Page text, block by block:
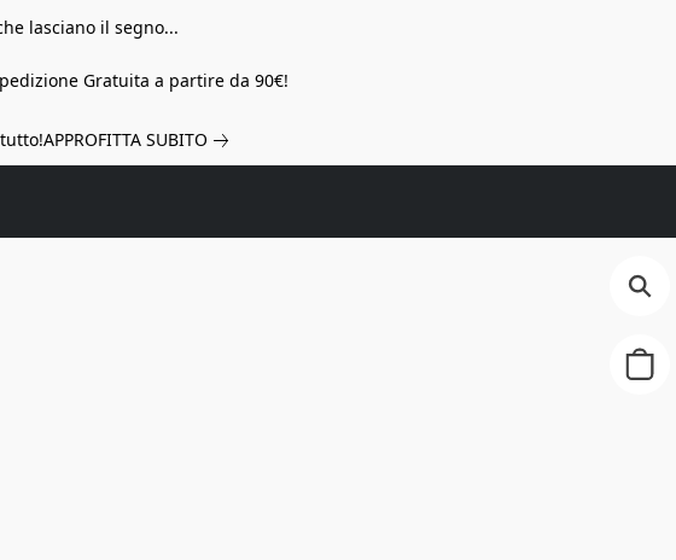
lasciano il segno...
Gratuita a partire da 90€!
APPROFITTA SUBITO